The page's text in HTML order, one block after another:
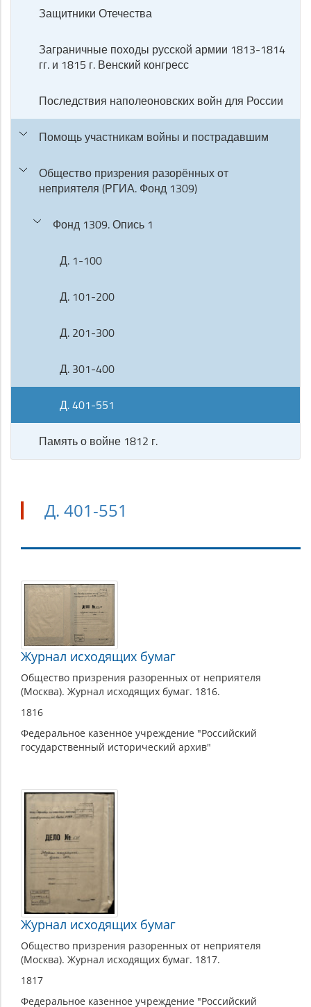
Защитники Отечества
Заграничные походы русской армии 1813-1814
гг. и 1815 г. Венский конгресс
Последствия наполеоновских войн для России
Помощь участникам войны и пострадавшим
Общество призрения разорённых от
неприятеля (РГИА. Фонд 1309)
Фонд 1309. Опись 1
Д. 1-100
Д. 101-200
Д. 201-300
Д. 301-400
Д. 401-551
Память о войне 1812 г.
Д. 401-551
Д.
401-
551
Журнал исходящих бумаг
Общество призрения разоренных от неприятеля
(Москва). Журнал исходящих бумаг. 1816.
1816
Федеральное казенное учреждение "Российский
государственный исторический архив"
Журнал исходящих бумаг
Общество призрения разоренных от неприятеля
(Москва). Журнал исходящих бумаг. 1817.
1817
Федеральное казенное учреждение "Российский